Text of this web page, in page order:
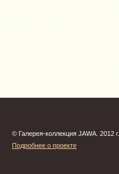
© Галерея-коллекция JAWA. 2012 г.
Подробнее о проекте